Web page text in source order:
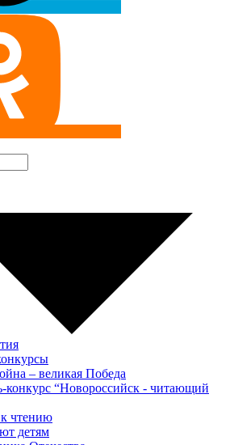
– великая Победа
конкурс “Новороссийск - читающий
чтению
детям